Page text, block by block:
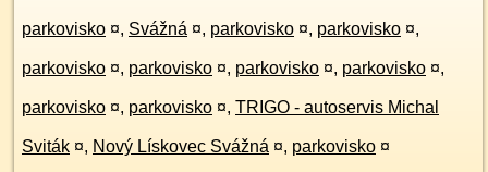
parkovisko ¤, Svážná ¤, parkovisko ¤, parkovisko ¤,
parkovisko ¤, parkovisko ¤, parkovisko ¤, parkovisko ¤,
parkovisko ¤, parkovisko ¤, TRIGO - autoservis Michal
Sviták ¤, Nový Lískovec Svážná ¤, parkovisko ¤